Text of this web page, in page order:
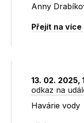
Anny
Přejít na
13. 02. 2025,
odkaz na
Havárie vody